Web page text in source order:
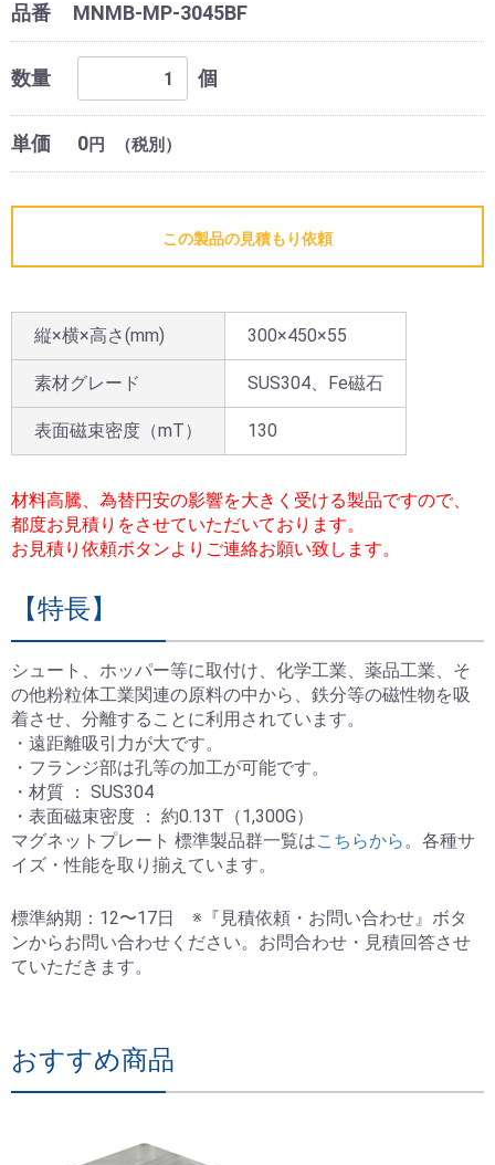
品番 MNMB-MP-3045BF
数量 個
単価 0円 （税別）
お買い物を続ける カートへ進む
お問い合わせ 閉じる
この製品の見積もり依頼
縦×横×高さ(mm) 300×450×55
素材グレード SUS304、Fe磁石
表面磁束密度（mT） 130
材料高騰、為替円安の影響を大きく受ける製品ですので、
都度お見積りをさせていただいております。
お見積り依頼ボタンよりご連絡お願い致します。
【特長】
シュート、ホッパー等に取付け、化学工業、薬品工業、そ
の他粉粒体工業関連の原料の中から、鉄分等の磁性物を吸
着させ、分離することに利用されています。
・遠距離吸引力が大です。
・フランジ部は孔等の加工が可能です。
・材質 ： SUS304
・表面磁束密度 ： 約0.13T（1,300G）
マグネットプレート 標準製品群一覧はこちらから。各種サ
イズ・性能を取り揃えています。
標準納期：12〜17日 ※『見積依頼・お問い合わせ』ボタ
ンからお問い合わせください。お問合わせ・見積回答させ
ていただきます。
おすすめ商品